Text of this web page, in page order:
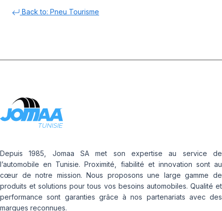
Back to: Pneu Tourisme
Depuis 1985, Jomaa SA met son expertise au service de
l’automobile en Tunisie. Proximité, fiabilité et innovation sont au
cœur de notre mission. Nous proposons une large gamme de
produits et solutions pour tous vos besoins automobiles. Qualité et
performance sont garanties grâce à nos partenariats avec des
marques reconnues.